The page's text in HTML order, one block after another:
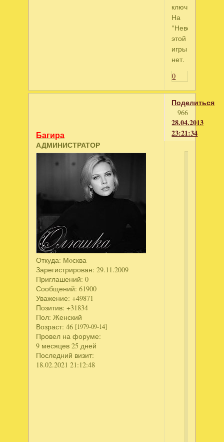
ключиком?
На
"Невософте"
этой
игры
нет.
0
Поделиться
966
28.04.2013
23:21:34
Багира
АДМИНИСТРАТОР
Откуда: Мoсква
Зарегистрирован: 29.11.2009
Приглашений: 0
Сообщений: 61900
Уважение: +49871
Позитив: +31834
Пол: Женский
Возраст: 46 [1979-09-14]
Провел на форуме:
9 месяцев 25 дней
Последний визит:
18.02.2021 21:12:48